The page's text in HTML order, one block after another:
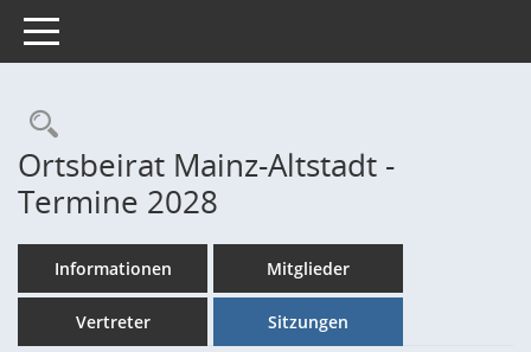
Toggle navigation
Rechercheauswahl
Ortsbeirat Mainz-Altstadt -
Termine 2028
Informationen Mitglieder
Vertreter Sitzungen